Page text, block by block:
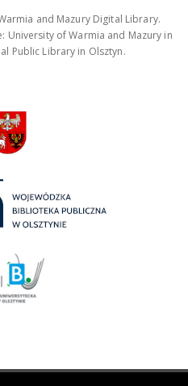
and Mazury Digital Library.
University of Warmia and Mazury in
Public Library in Olsztyn.